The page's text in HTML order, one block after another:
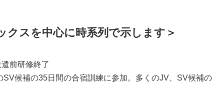
クスを中心に時系列で示します＞
前研修終了
候補の35日間の合宿訓練に参加。多くのJV、SV候補の